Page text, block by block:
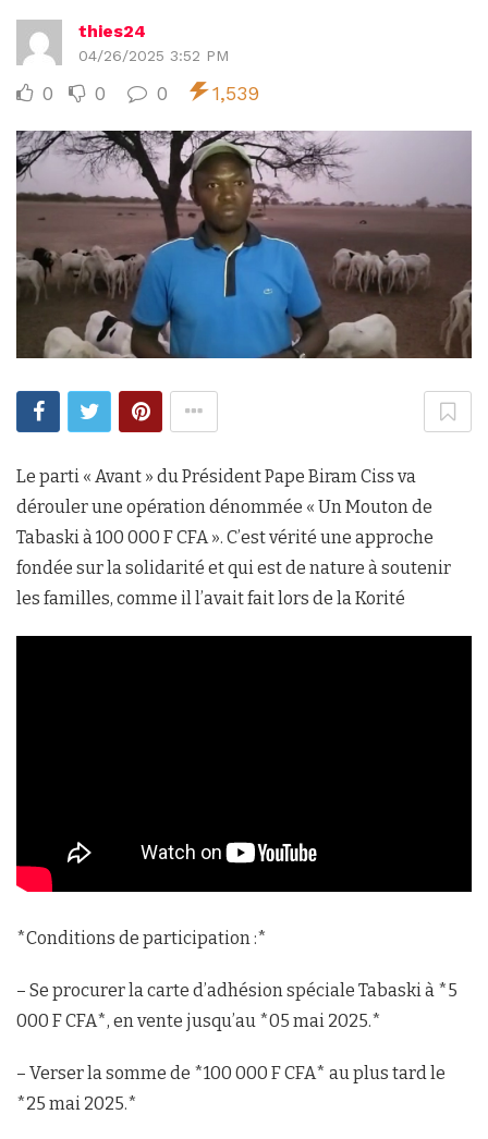
thies24
04/26/2025 3:52 PM
0 0 0 1,539
Le parti « Avant » du Président Pape Biram Ciss va
dérouler une opération dénommée « Un Mouton de
Tabaski à 100 000 F CFA ». C’est vérité une approche
fondée sur la solidarité et qui est de nature à soutenir
les familles, comme il l’avait fait lors de la Korité
*Conditions de participation :*
– Se procurer la carte d’adhésion spéciale Tabaski à *5
000 F CFA*, en vente jusqu’au *05 mai 2025.*
– Verser la somme de *100 000 F CFA* au plus tard le
*25 mai 2025.*